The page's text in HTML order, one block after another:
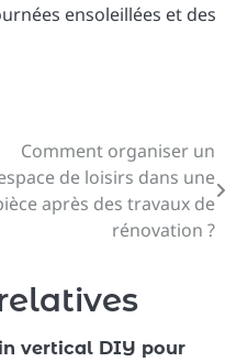
ensoleillées et des
Comment organiser un
de loisirs dans une
après des travaux de
rénovation ?
vertical DIY pour